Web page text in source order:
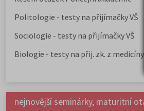
Politologie - testy na přijímačky VŠ
Sociologie - testy na přijímačky VŠ
Biologie - testy na přij. zk. z medicíny
nejnovější seminárky, maturitní